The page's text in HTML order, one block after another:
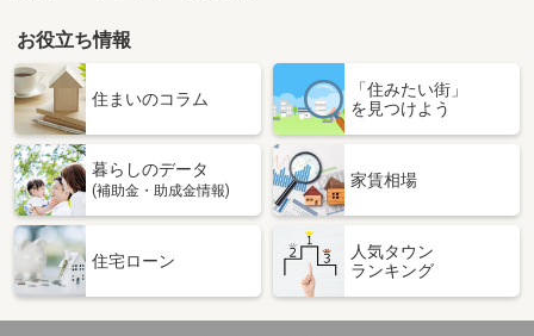
静岡県焼津市三ケ名
価 格
6.20万円
静岡県焼津市三ケ名
専有面積 44.21m²
間取り
静岡県裾野市岩波
住 所
静岡県裾野市岩波
専有面積 31.4m²
お役立ち情報
住まいのコラム
「住みたい街」
を見つけよう
暮らしのデータ
(補助金・助成金情報)
家賃相場
住宅ローン
人気タウン
ランキング